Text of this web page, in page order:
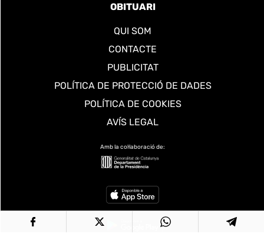
OBITUARI
QUI SOM
CONTACTE
PUBLICITAT
POLÍTICA DE PROTECCIÓ DE DADES
POLÍTICA DE COOKIES
AVÍS LEGAL
Amb la col·laboració de: